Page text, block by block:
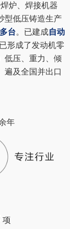
炉、焊接机器
型低压铸造生产
台。已建成自动
形成了发动机零
低压、重力、倾
遍及全国并出口
年
项